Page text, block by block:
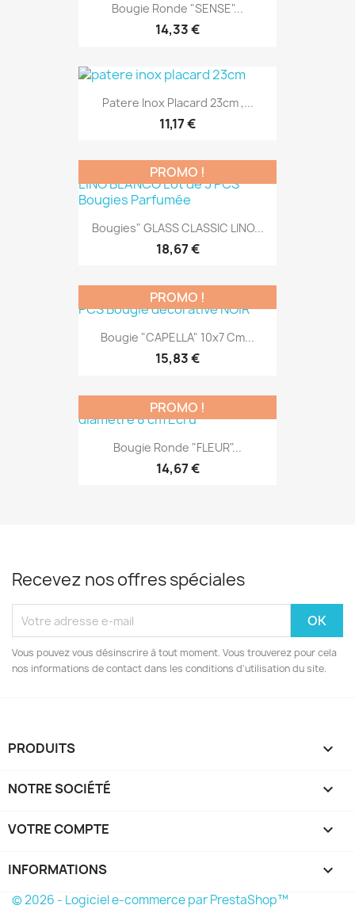
Bougie Ronde "SENSE"...
14,33 €
Patere Inox Placard 23cm ,...
11,17 €
Bougies" GLASS CLASSIC LINO...
18,67 €
PROMO !
Bougie "CAPELLA" 10x7 Cm...
15,83 €
PROMO !
Bougie Ronde "FLEUR"...
14,67 €
PROMO !
Recevez nos offres spéciales
Vous pouvez vous désinscrire à tout moment. Vous trouverez pour cela
nos informations de contact dans les conditions d'utilisation du site.
PRODUITS 
NOTRE SOCIÉTÉ 
VOTRE COMPTE 
INFORMATIONS keyboard_arrow_down
© 2026 - Logiciel e-commerce par PrestaShop™